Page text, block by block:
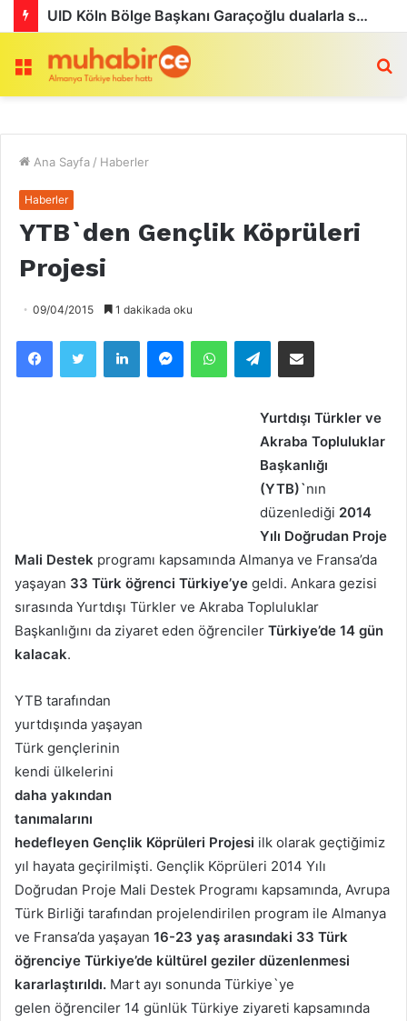
UID Köln Bölge Başkanı Garaçoğlu dualarla son yolculuğuna uğurlandı
Menü
Ana Sayfa / Haberler
Haberler
YTB`den Gençlik Köprüleri
Projesi
09/04/2015 1 dakikada oku
Telegram
Yurtdışı Türkler ve
Akraba Topluluklar
Başkanlığı
(YTB)`nın
düzenlediği 2014
Yılı Doğrudan Proje
Mali Destek programı kapsamında Almanya ve Fransa’da
yaşayan 33 Türk öğrenci Türkiye’ye geldi. Ankara gezisi
sırasında Yurtdışı Türkler ve Akraba Topluluklar
Başkanlığını da ziyaret eden öğrenciler Türkiye’de 14 gün
kalacak.
YTB tarafından
yurtdışında yaşayan
Türk gençlerinin
kendi ülkelerini
daha yakından
tanımalarını
hedefleyen Gençlik Köprüleri Projesi ilk olarak geçtiğimiz
yıl hayata geçirilmişti. Gençlik Köprüleri 2014 Yılı
Doğrudan Proje Mali Destek Programı kapsamında, Avrupa
Türk Birliği tarafından projelendirilen program ile Almanya
ve Fransa’da yaşayan 16-23 yaş arasındaki 33 Türk
öğrenciye Türkiye’de kültürel geziler düzenlenmesi
kararlaştırıldı. Mart ayı sonunda Türkiye`ye
gelen öğrenciler 14 günlük Türkiye ziyareti kapsamında